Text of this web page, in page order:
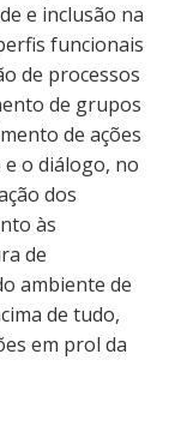
e inclusão na
funcionais
de processos
de grupos
de ações
o diálogo, no
dos
às
de
ambiente de
de tudo,
em prol da